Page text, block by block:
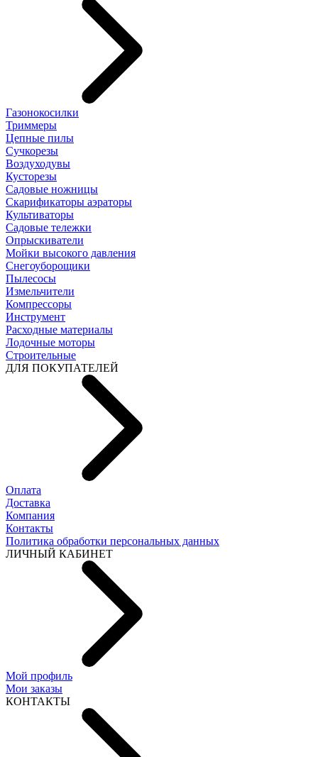
Газонокосилки
Триммеры
Цепные пилы
Cучкорезы
Воздуходувы
Кусторезы
Садовые ножницы
Скарификаторы аэраторы
Культиваторы
Садовые тележки
Опрыскиватели
Мойки высокого давления
Снегоуборощики
Пылесосы
Измельчители
Компрессоры
Инструмент
Расходные материалы
Лодочные моторы
Строительные
ДЛЯ ПОКУПАТЕЛЕЙ
Оплата
Доставка
Компания
Контакты
Политика обработки персональных данных
ЛИЧНЫЙ КАБИНЕТ
Мой профиль
Мои заказы
КОНТАКТЫ